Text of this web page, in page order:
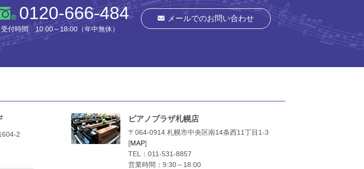
0120-666-484
受付時間 10:00～18:00（年中無休）
メールでのお問い合わせ
2
ピアノプラザ札幌店
〒064-0914 札幌市中央区南14条西11丁目1-3
[MAP]
TEL： 011-531-8857
営業時間：9:30～18:00